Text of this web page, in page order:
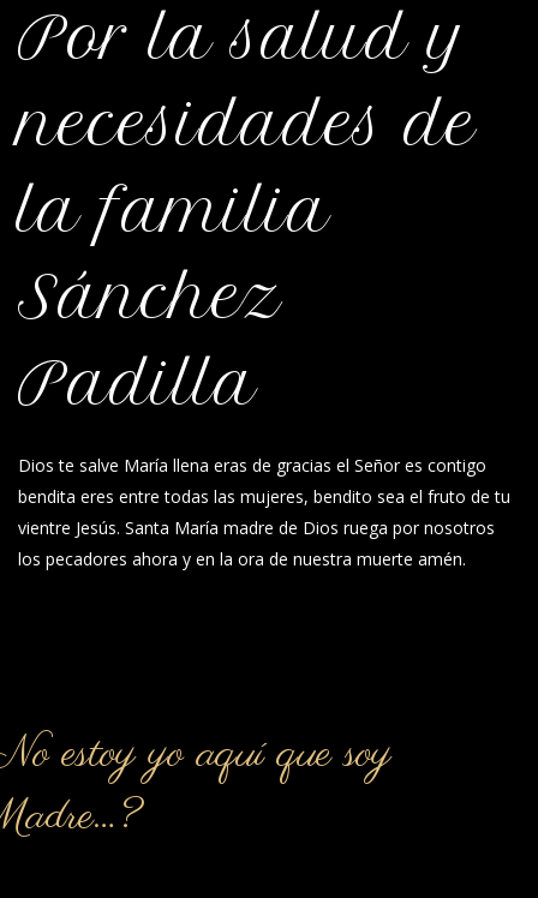
Por la salud y
necesidades de
la familia
Sánchez
Padilla
Dios te salve María llena eras de gracias el Señor es contigo
bendita eres entre todas las mujeres, bendito sea el fruto de tu
vientre Jesús. Santa María madre de Dios ruega por nosotros
los pecadores ahora y en la ora de nuestra muerte amén.
estoy yo aquí que soy